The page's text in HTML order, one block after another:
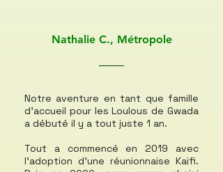
Nathalie C., Métropole
Notre aventure en tant que famille
d'accueil pour les Loulous de Gwada
a débuté il y a tout juste 1 an.
Tout a commencé en 2019 avec
l'adoption d'une réunionnaise Kaifi.